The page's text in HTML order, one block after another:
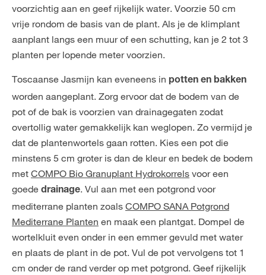
voorzichtig aan en geef rijkelijk water. Voorzie 50 cm
vrije rondom de basis van de plant. Als je de klimplant
aanplant langs een muur of een schutting, kan je 2 tot 3
planten per lopende meter voorzien.
Toscaanse Jasmijn kan eveneens in potten en bakken
worden aangeplant. Zorg ervoor dat de bodem van de
pot of de bak is voorzien van drainagegaten zodat
overtollig water gemakkelijk kan weglopen. Zo vermijd je
dat de plantenwortels gaan rotten. Kies een pot die
minstens 5 cm groter is dan de kleur en bedek de bodem
met COMPO Bio Granuplant Hydrokorrels voor een
goede drainage. Vul aan met een potgrond voor
mediterrane planten zoals COMPO SANA Potgrond
Mediterrane Planten en maak een plantgat. Dompel de
wortelkluit even onder in een emmer gevuld met water
en plaats de plant in de pot. Vul de pot vervolgens tot 1
cm onder de rand verder op met potgrond. Geef rijkelijk